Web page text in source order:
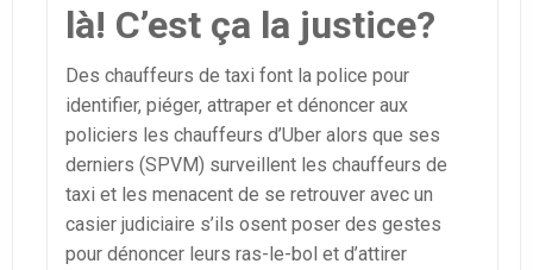
là! C’est ça la justice?
Des chauffeurs de taxi font la police pour
identifier, piéger, attraper et dénoncer aux
policiers les chauffeurs d’Uber alors que ses
derniers (SPVM) surveillent les chauffeurs de
taxi et les menacent de se retrouver avec un
casier judiciaire s’ils osent poser des gestes
pour dénoncer leurs ras-le-bol et d’attirer